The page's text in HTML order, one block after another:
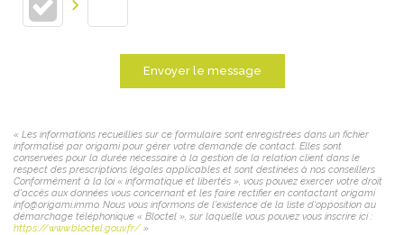
Envoyer le message
« Les informations recueillies sur ce formulaire sont enregistrées dans un fichier
informatisé par origami pour gérer votre demande de contact. Elles sont
conservées pour la durée nécessaire à la gestion de la relation client dans le
respect des prescriptions légales applicables et sont destinées à nos conseillers
Conformément à la loi « informatique et libertés », vous pouvez exercer votre droit
d'accès aux données vous concernant et les faire rectifier en contactant origami
info@origami.immo. Nous vous informons de l'existence de la liste d'opposition au
démarchage téléphonique « Bloctel », sur laquelle vous pouvez vous inscrire ici :
https://www.bloctel.gouv.fr/ »